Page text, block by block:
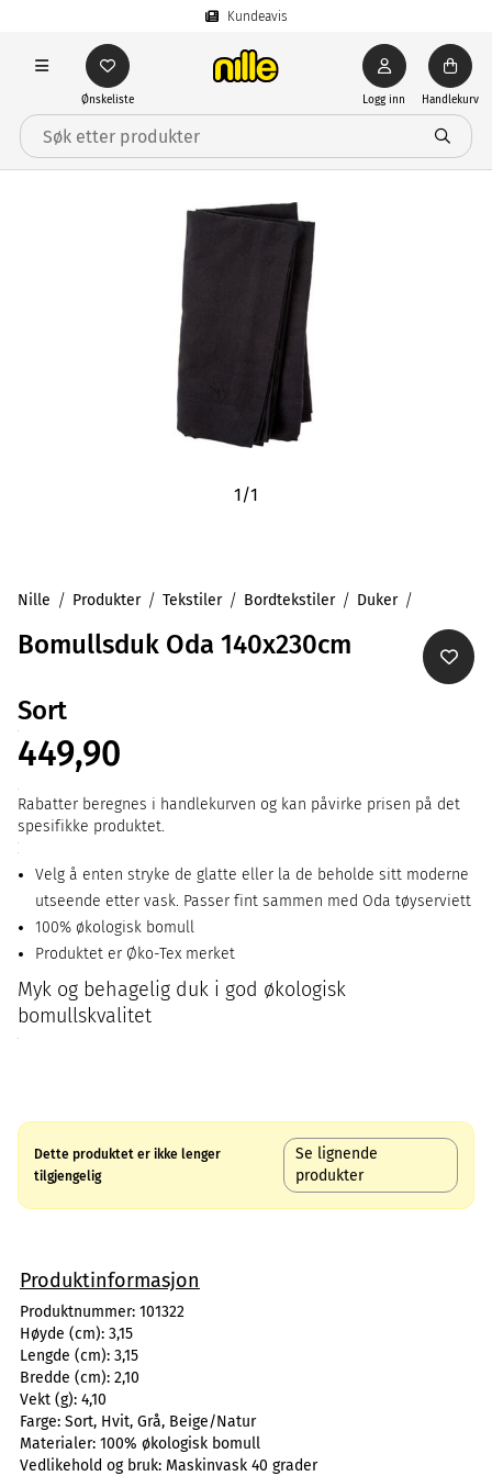
Kundeavis
Ønskeliste Logg inn Handlekurv
1/1
Nille Produkter Tekstiler Bordtekstiler Duker
Bomullsduk Oda 140x230cm
Sort
449,90
Rabatter beregnes i handlekurven og kan påvirke prisen på det
spesifikke produktet.
Velg å enten stryke de glatte eller la de beholde sitt moderne
utseende etter vask. Passer fint sammen med Oda tøyserviett
100% økologisk bomull
Produktet er Øko-Tex merket
Myk og behagelig duk i god økologisk
bomullskvalitet
Dette produktet er ikke lenger
tilgjengelig
Se lignende
produkter
Produktinformasjon
Produktnummer: 101322
Høyde (cm): 3,15
Lengde (cm): 3,15
Bredde (cm): 2,10
Vekt (g): 4,10
Farge: Sort, Hvit, Grå, Beige/Natur
Materialer: 100% økologisk bomull
Vedlikehold og bruk: Maskinvask 40 grader